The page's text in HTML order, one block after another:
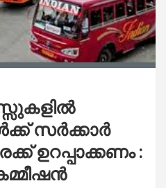
സർക്കാർ
ഉറപ്പാക്കണം :